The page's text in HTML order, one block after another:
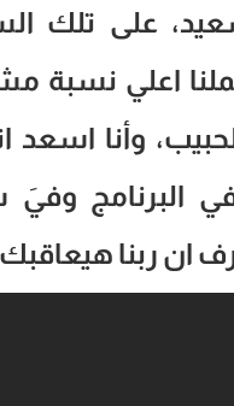
على تلك
اعلي نسبة
وأنا اسعد
في البرنامج
ربنا